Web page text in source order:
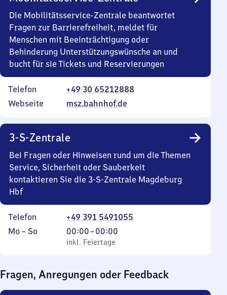
Die Mobilitätsservice-Zentrale beantwortet
Fragen zur Barrierefreiheit, meldet für
Menschen mit Beeinträchtigung oder
Behinderung Unterstützungswünsche an und
bucht für sie Tickets und Reservierungen
Telefon
+49 30 65212888
Webseite
msz.bahnhof.de
3-S-Zentrale
Bei Fragen oder Hinweisen rund um die Themen
Service, Sicherheit oder Sauberkeit
kontaktieren Sie die 3-S-Zentrale Magdeburg
Hbf
Telefon
+49 391 5491055
Montag
Mo – So,
inkl. Feiertage
00:00–00:00
Von
0
0
Uhr
inkl. Feiertage
Fragen, Anregungen oder Feedback